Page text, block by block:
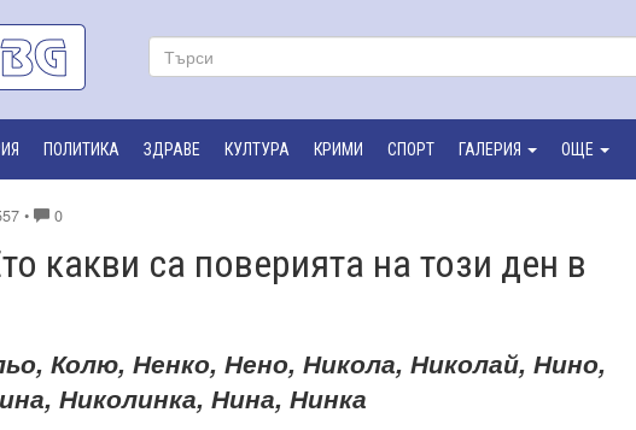
ПОЛИТИКА ЗДРАВЕ КУЛТУРА КРИМИ СПОРТ ГАЛЕРИЯ ОЩЕ
• 0
какви са поверията на този ден в
Колю, Ненко, Нено, Никола, Николай, Нино,
Николинка, Нина, Нинка